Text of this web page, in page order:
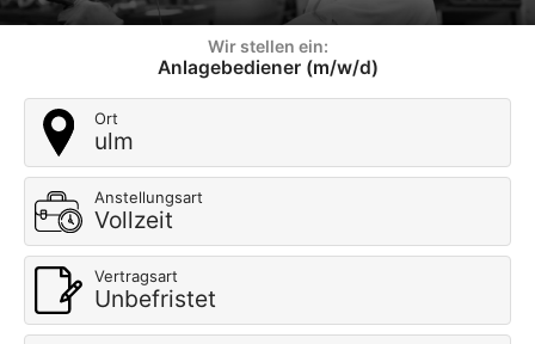
Wir stellen ein:
Anlagebediener (m/w/d)
Ort
ulm
Anstellungsart
Vollzeit
Vertragsart
Unbefristet